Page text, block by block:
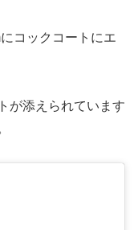
コックコートにエ
が添えられています